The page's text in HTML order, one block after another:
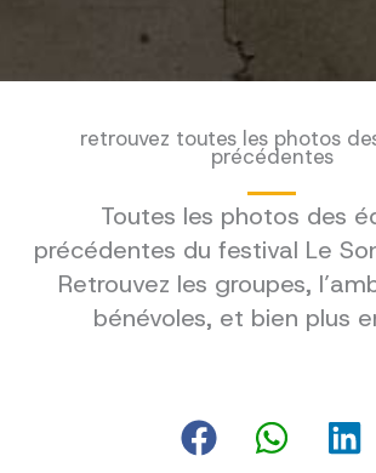
retrouvez toutes les photos
précédentes
Toutes les photos des
précédentes du festival Le
Retrouvez les groupes,
bénévoles, et bien plus